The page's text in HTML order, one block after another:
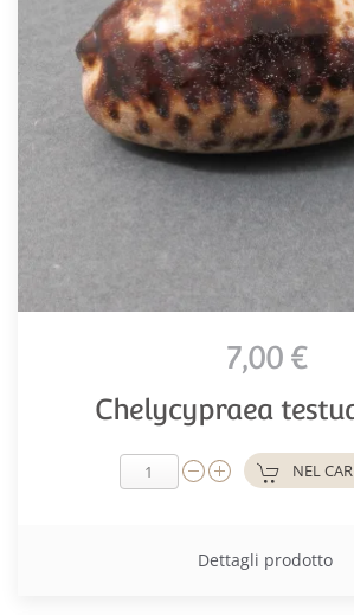
7,00 €
Chelycypraea
NEL
Dettagli prodotto